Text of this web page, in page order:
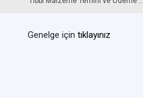
Genelge için tıklayınız